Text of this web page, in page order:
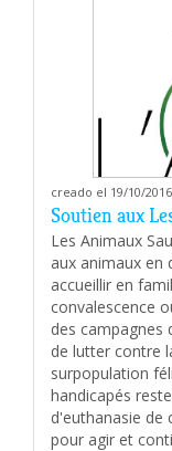
creado el 19/10/2016
Soutien aux
Les Animaux
aux animaux en
accueillir en
convalescence
des campagnes
de lutter contre
surpopulation
handicapés
d'euthanasie de
pour agir et